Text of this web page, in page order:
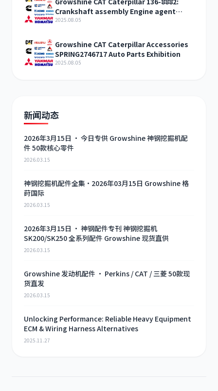
Crankshaft assembly Engine agent
sales
2025.08.05
Growshine CAT Caterpillar Accessories
SPRING2746717 Auto Parts Exhibition
2025.08.05
新闻动态
2026年3月15日 · 今日专供 Growshine 神钢挖掘机配
件 50款核心零件
2026.03.15
神钢挖掘机配件全集·2026年03月15日 Growshine 格
莳国际
2026.03.15
2026年3月15日 · 神钢配件专刊 神钢挖掘机
SK200/SK250 全系列配件 Growshine 现货直供
2026.03.15
Growshine 发动机配件 · Perkins / CAT / 三菱 50款现
货直发
2026.03.15
Unlocking Performance: Reliable Heavy Equipment
ECM & Wiring Harness Alternatives
2025.11.27